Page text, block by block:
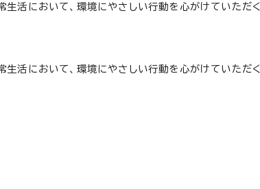
活において、環境にやさしい行動を心がけていただく
活において、環境にやさしい行動を心がけていただく